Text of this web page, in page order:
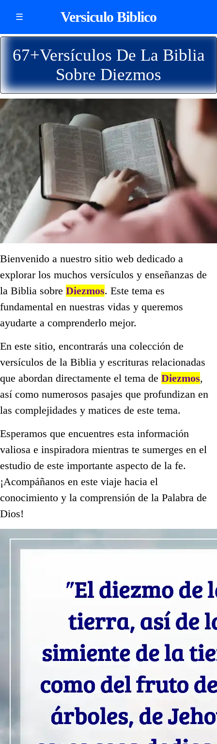
☰ Versiculo Biblico
67+Versículos De La Biblia
Sobre Diezmos
Bienvenido a nuestro sitio web dedicado a
explorar los muchos versículos y enseñanzas de
la Biblia sobre Diezmos. Este tema es
fundamental en nuestras vidas y queremos
ayudarte a comprenderlo mejor.
En este sitio, encontrarás una colección de
versículos de la Biblia y escrituras relacionadas
que abordan directamente el tema de Diezmos,
así como numerosos pasajes que profundizan en
las complejidades y matices de este tema.
Esperamos que encuentres esta información
valiosa e inspiradora mientras te sumerges en el
estudio de este importante aspecto de la fe.
¡Acompáñanos en este viaje hacia el
conocimiento y la comprensión de la Palabra de
Dios!